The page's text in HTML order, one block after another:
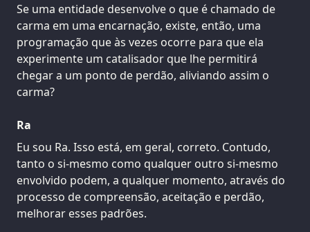
Se uma entidade desenvolve o que é chamado de
carma em uma encarnação, existe, então, uma
programação que às vezes ocorre para que ela
experimente um catalisador que lhe permitirá
chegar a um ponto de perdão, aliviando assim o
carma?
Ra
Eu sou Ra. Isso está, em geral, correto. Contudo,
tanto o si-mesmo como qualquer outro si-mesmo
envolvido podem, a qualquer momento, através do
processo de compreensão, aceitação e perdão,
melhorar esses padrões.